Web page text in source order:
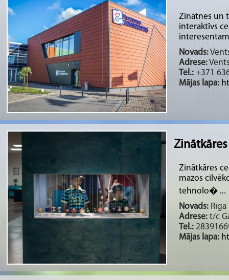
Zinātnes un
interaktīvs
Novads:
Adrese:
Tel.: +371
Mājas lapa:
Zinātkāres
Zinātkāres
mazos
tehnolo� ...
Novads:
Adrese: t/c
Tel.:
Mājas lapa: